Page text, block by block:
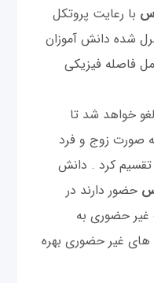
با رعایت پروتکل
شده دانش آموزان
فاصله فیزیکی
5 شنبه لغو خواهد شد تا
صورت زوج و فرد
تقسیم کرد . دانش
حضور دارند در
غیر حضوری به
های غیر حضوری بهره